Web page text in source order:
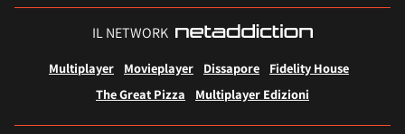
IL NETWORK
Multiplayer Movieplayer Dissapore
Fidelity House
The Great Pizza
Multiplayer Edizioni